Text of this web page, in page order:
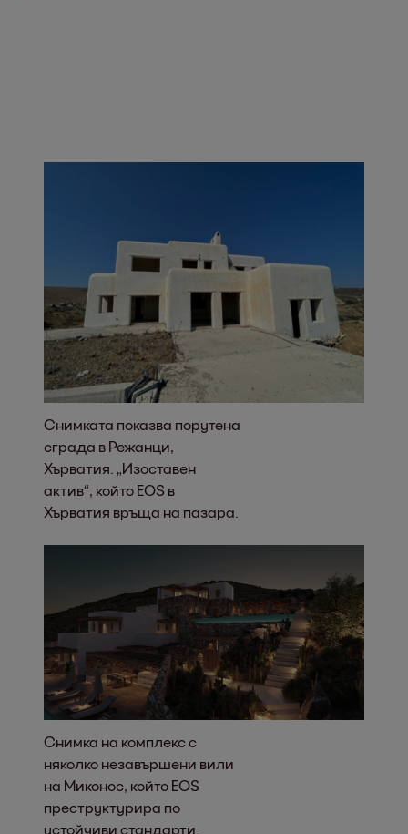
Снимката показва порутена
сграда в Режанци,
Хърватия. „Изоставен
актив“, който EOS в
Хърватия връща на пазара.
Снимка на комплекс с
няколко незавършени вили
на Миконос, който EOS
преструктурира по
устойчиви стандарти.